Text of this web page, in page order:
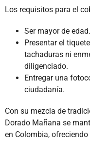
Los requisitos para el
Ser mayor de edad.
Presentar el
tachaduras ni
diligenciado.
Entregar una
ciudadanía.
Con su mezcla de
Dorado Mañana se
en Colombia,